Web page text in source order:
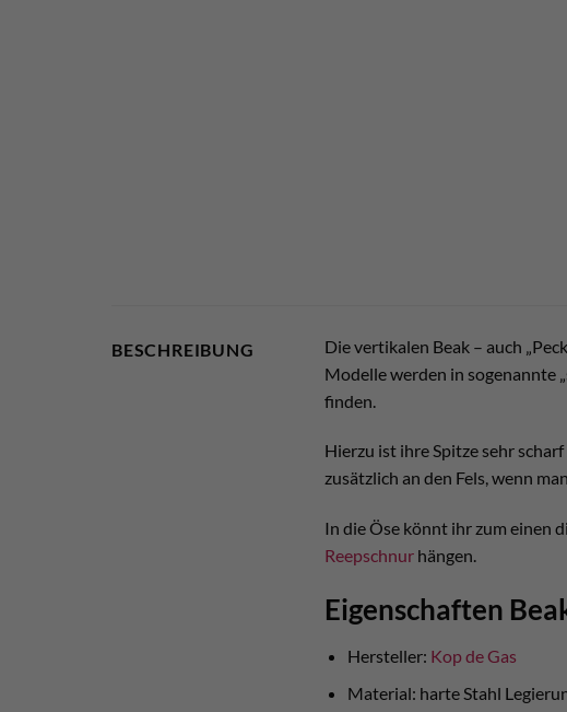
BESCHREIBUNG
Die vertikalen Beak – auch
Modelle werden in sogenannte
finden.
Hierzu ist ihre Spitze sehr
zusätzlich an den Fels, wenn
In die Öse könnt ihr zum einen
Reepschnur hängen.
Eigenschaften
Hersteller: Kop de Gas
Material: harte Stahl